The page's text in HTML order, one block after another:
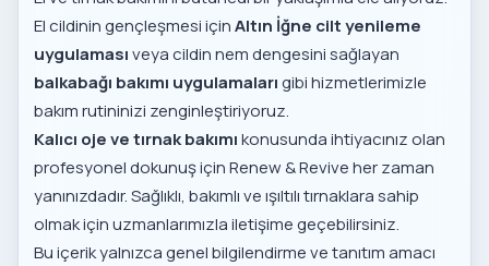
El cildinin gençleşmesi içinAltın İğne cilt yenileme
uygulamasıveya cildin nem dengesini sağlayan
balkabağı bakımı uygulamalarıgibi hizmetlerimizle
bakım rutininizi zenginleştiriyoruz.
Kalıcı oje ve tırnak bakımıkonusunda ihtiyacınız olan
profesyonel dokunuş için Renew & Revive her zaman
yanınızdadır. Sağlıklı, bakımlı ve ışıltılı tırnaklara sahip
olmak için uzmanlarımızla iletişime geçebilirsiniz.
Bu içerik yalnızca genel bilgilendirme ve tanıtım amacı